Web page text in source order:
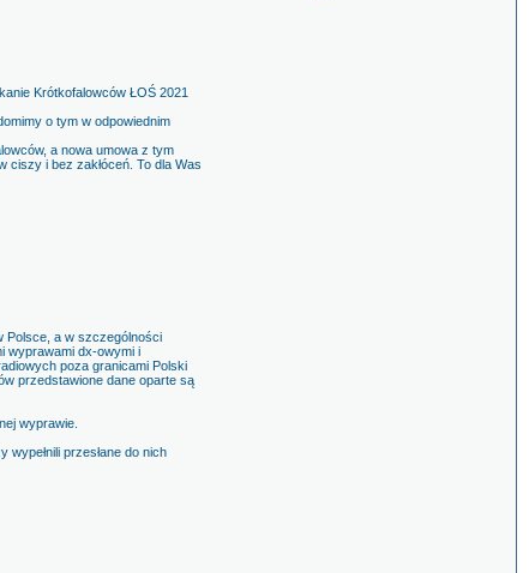
Krótkofalowców ŁOŚ 2021
o tym w odpowiednim
a nowa umowa z tym
ciszy i bez zakłóceń. To dla Was
Polsce, a w szczególności
wyprawami dx-owymi i
poza granicami Polski
przedstawione dane oparte są
wyprawie.
przesłane do nich